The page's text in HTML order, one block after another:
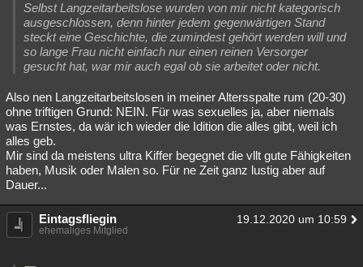
Selbst Langzeitarbeitslose wurden von mir nicht kategorisch
ausgeschlossen, denn hinter jedem gegenwärtigen Stand
steckt eine Geschichte, die zumindest gehört werden will und
so lange Frau nicht einfach nur einen reinen Versorger
gesucht hat, war mir auch egal ob sie arbeitet oder nicht.
Also nen Langzeitarbeitslosen in meiner Altersspalte rum (20-30)
ohne triftigen Grund: NEIN. Für was sexuelles ja, aber niemals
was Ernstes, da wär ich wieder die Idition die alles gibt, weil ich
alles geb.
Mir sind da meistens ultra Kiffer begegnet die vllt gute Fähigkeiten
haben, Musik oder Malen so. Für ne Zeit ganz lustig aber auf
Dauer...
Eintagsfliegin 19.12.2020 um 10:59
ehemaliges Mitglied